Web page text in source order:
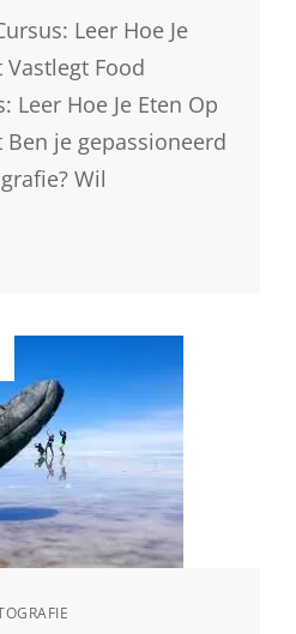
Leer Hoe Je
Vastlegt Food
Leer Hoe Je Eten Op
je gepassioneerd
Wil